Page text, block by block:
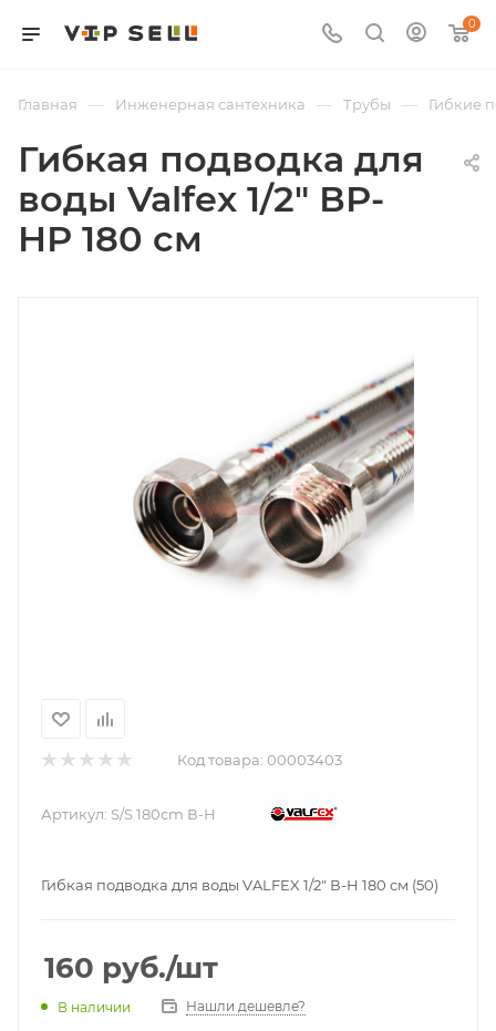
0
Главная — Инженерная сантехника — Трубы — Гибкие
Гибкая подводка для
воды Valfex 1/2" ВР-
НР 180 см
Код товара: 00003403
Артикул: S/S 180сm В-Н
Гибкая подводка для воды VALFEX 1/2" В-Н 180 см (50)
160 руб./шт
В наличии Нашли дешевле?